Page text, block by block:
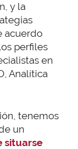
y la
acuerdo
perfiles
en
Analítica
tenemos
un
situarse